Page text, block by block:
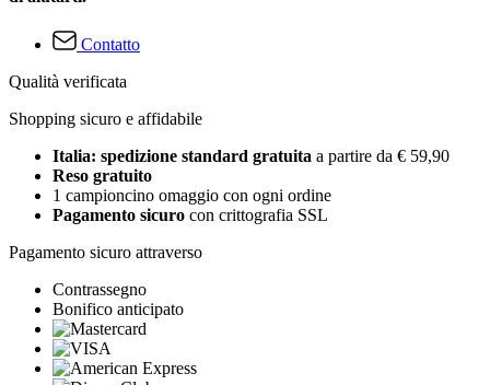
Contatto
Qualità verificata
Shopping sicuro e affidabile
Italia: spedizione standard gratuita a partire da € 59,90
Reso gratuito
1 campioncino omaggio con ogni ordine
Pagamento sicuro con crittografia SSL
Pagamento sicuro attraverso
Contrassegno
Bonifico anticipato